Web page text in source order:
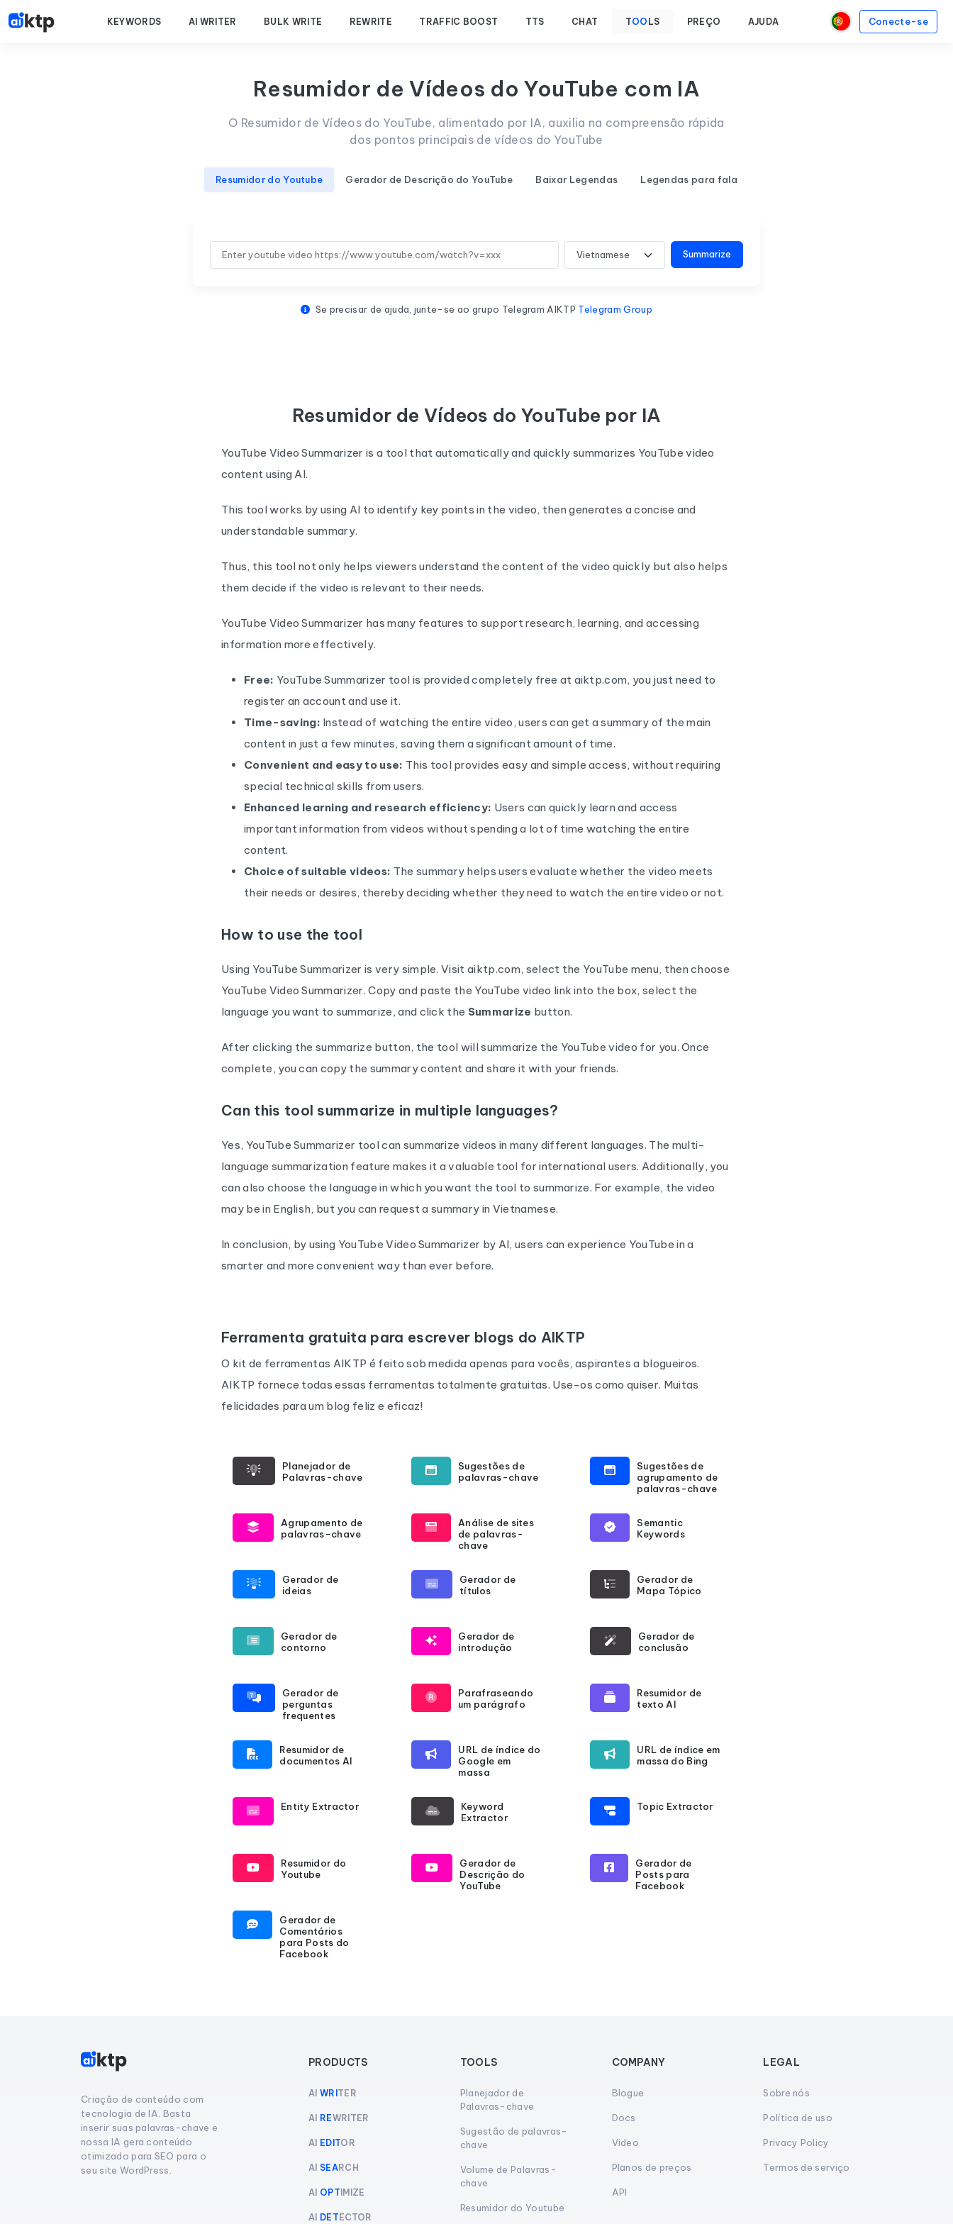
KEYWORDS AI WRITER BULK WRITE REWRITE TRAFFIC BOOST TTS CHAT TOO LS PREÇO AJUDA Conecte-se
Resumidor de Vídeos do YouTube com IA
O Resumidor de Vídeos do YouTube, alimentado por IA, auxilia na compreensão rápida
dos pontos principais de vídeos do YouTube
Resumidor do Youtube Gerador de Descrição do YouTube Baixar Legendas Legendas para fala
Summarize
Se precisar de ajuda, junte-se ao grupo Telegram AIKTP Telegram Group
Resumidor de Vídeos do YouTube por IA
YouTube Video Summarizer is a tool that automatically and quickly summarizes YouTube video
content using AI.
This tool works by using AI to identify key points in the video, then generates a concise and
understandable summary.
Thus, this tool not only helps viewers understand the content of the video quickly but also helps
them decide if the video is relevant to their needs.
YouTube Video Summarizer has many features to support research, learning, and accessing
information more effectively.
Free: YouTube Summarizer tool is provided completely free at aiktp.com, you just need to
register an account and use it.
Time-saving: Instead of watching the entire video, users can get a summary of the main
content in just a few minutes, saving them a significant amount of time.
Convenient and easy to use: This tool provides easy and simple access, without requiring
special technical skills from users.
Enhanced learning and research efficiency: Users can quickly learn and access
important information from videos without spending a lot of time watching the entire
content.
Choice of suitable videos: The summary helps users evaluate whether the video meets
their needs or desires, thereby deciding whether they need to watch the entire video or not.
How to use the tool
Using YouTube Summarizer is very simple. Visit aiktp.com, select the YouTube menu, then choose
YouTube Video Summarizer. Copy and paste the YouTube video link into the box, select the
language you want to summarize, and click the Summarize button.
After clicking the summarize button, the tool will summarize the YouTube video for you. Once
complete, you can copy the summary content and share it with your friends.
Can this tool summarize in multiple languages?
Yes, YouTube Summarizer tool can summarize videos in many different languages. The multi-
language summarization feature makes it a valuable tool for international users. Additionally, you
can also choose the language in which you want the tool to summarize. For example, the video
may be in English, but you can request a summary in Vietnamese.
In conclusion, by using YouTube Video Summarizer by AI, users can experience YouTube in a
smarter and more convenient way than ever before.
Ferramenta gratuita para escrever blogs do AIKTP
O kit de ferramentas AIKTP é feito sob medida apenas para vocês, aspirantes a blogueiros.
AIKTP fornece todas essas ferramentas totalmente gratuitas. Use-os como quiser. Muitas
felicidades para um blog feliz e eficaz!
Planejador de
Palavras-chave
Sugestões de
palavras-chave
Sugestões de
agrupamento de
palavras-chave
Agrupamento de
palavras-chave
Análise de sites
de palavras-
chave
Semantic
Keywords
Gerador de
ideias
Gerador de
títulos
Gerador de
Mapa Tópico
Gerador de
contorno
Gerador de
introdução
Gerador de
conclusão
Gerador de
perguntas
frequentes
Parafraseando
um parágrafo
Resumidor de
texto AI
Resumidor de
documentos AI
URL de índice do
Google em
massa
URL de índice em
massa do Bing
Entity Extractor
Keyword
Extractor
Topic Extractor
Resumidor do
Youtube
Gerador de
Descrição do
YouTube
Gerador de
Posts para
Facebook
Gerador de
Comentários
para Posts do
Facebook
Criação de conteúdo com
tecnologia de IA. Basta
inserir suas palavras-chave e
nossa IA gera conteúdo
otimizado para SEO para o
seu site WordPress.
PRODUCTS
AI WRI TER
AI REWRITER
AI EDITOR
AI SEARCH
AI OPT IMIZE
AI DET ECTOR
TOOLS
Planejador de
Palavras-chave
Sugestão de palavras-
chave
Volume de Palavras-
chave
Resumidor do Youtube
COMPANY
Blogue
Docs
Video
Planos de preços
API
LEGAL
Sobre nós
Política de uso
Privacy Policy
Termos de serviço